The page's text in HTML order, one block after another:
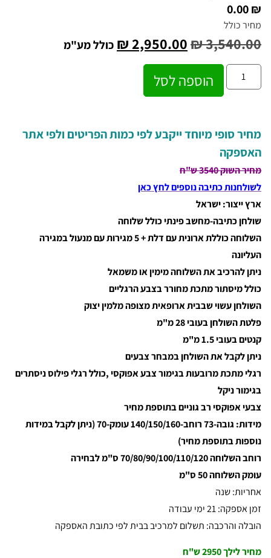
₪ 0.00
מחיר כולל
₪3,540.00
₪2,950.00 כולל מע"מ
הוספה לסל
מחיר סופי מיוחד ייקבע לפי כמות הפריטים ולפי אתר
האספקה
מחיר השוק 3540 ש"ח
לשולחנות כתיבה נוספים לחץ כאן
ארץ ייצור: ישראל
שולחן כתיבה-מחשב פינתי כולל שלוחה
השלוחה כוללת ארונית עם דלת + 5 מגירות עם מנעול במגירה
העליונה
ניתן להרכיב את השלוחה מימין או משמאל
כולל מיסתור מתכת מחורר בצבע הרגליים
השולחן עשוי שבבית ארופאית מצופה מלמין יצוק
פלטת השולחן בעובי 28 מ"מ
קנטים בעובי 1.5 מ"מ
ניתן לקבל את השולחן במבחר צבעים
רגלי מתכת מרובעות בגימור צבע אפוקסי ,כולל רגלי פילוס ניסתרים
בגימור ניקל
צבעי אפוקסי רב גוניים בתוספת מחיר
מידות: גובה-73 רוחב-140/150/160 עומק-70 (ניתן לקבל במידות
נוספות בתוספת מחיר)
רוחב השלוחה 70/80/90/100/110/120 ס"מ לבחירה
עומק השלוחה 50 ס"מ
אחריות: שנה
זמן אספקה: 21 ימי עבודה
הובלה והרכבה: תשלום למרכיב בבית לפי כתובת האספקה
מחיר לילך 2950 ש"ח